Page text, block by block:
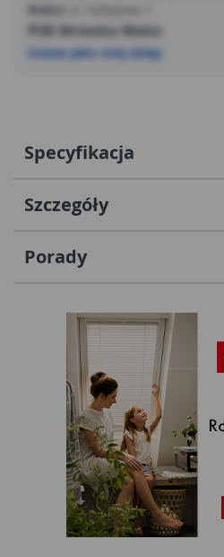
Wałcz
PSB Mrówka Wałcz
Ustaw jako mój sklep
Specyfikacja
Szczegóły
Porady